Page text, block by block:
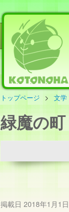
トップページ 文学
緑魔の町
掲載日 2018年1月1日